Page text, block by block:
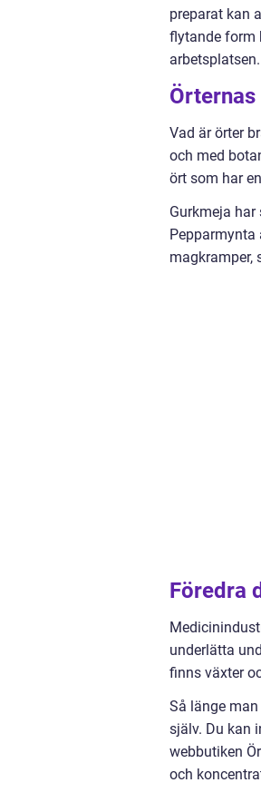
preparat kan
flytande form
arbetsplatsen.
Vad är örter
och med
ört som har
Gurkmeja
Pepparmynta
magkramper,
Föredra
underlätta
finns växter
Så länge
själv. Du kan
webbutiken
och